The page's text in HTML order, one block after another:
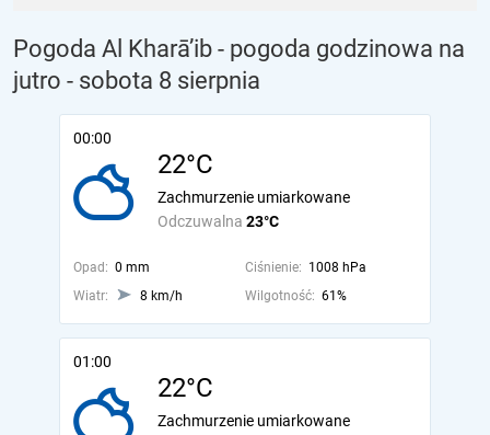
Pogoda Al Kharā’ib - pogoda godzinowa na
jutro - sobota 8 sierpnia
00:00
22°C
Odczuwalna 23°C
Zachmurzenie umiarkowane
Opad: 0 mm Ciśnienie: 1008 hPa
Wiatr:
8 km/h Wilgotność: 61%
01:00
22°C
Zachmurzenie umiarkowane